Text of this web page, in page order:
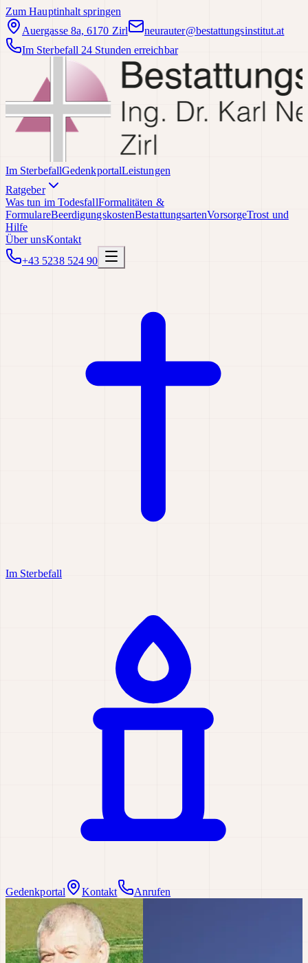
Zum Hauptinhalt springen
Auergasse 8a, 6170 Zirl
neurauter@bestattungsinstitut.at
Im Sterbefall 24 Stunden erreichbar
Im SterbefallGedenkportalLeistungen
Ratgeber
Was tun im TodesfallFormalitäten &
FormulareBeerdigungskostenBestattungsartenVorsorgeTrost und
Hilfe
Über unsKontakt
+43 5238 524 90
Im Sterbefall
Gedenkportal Kontakt Anrufen